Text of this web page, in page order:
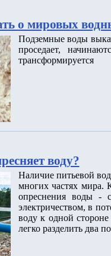
о мировых
Подземные воды
проседает,
трансформируется
воду?
Наличие питьевой
многих частях мира.
опреснения воды -
электричеством, в
воду к одной
легко разделить два